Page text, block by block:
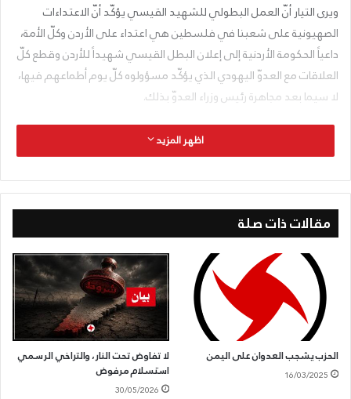
ويرى التيار أنّ العمل البطولي للشهيد القيسي يؤكّد أنّ الاعتداءات
الصهيونية على شعبنا في فلسطين هي اعتداء على الأردن وكلّ الأمة،
داعياً الحكومة الأردنية إلى إعلان البطل القيسي شهيداً للأردن وقطع كلّ
العلاقات مع العدوّ اليهودي الذي يؤكّد مسؤولوه كلّ يوم أطماعهم فيها،
لا سيما بعد مجاهرة رئيس وزراء العدوّ بذلك.
وإذ يتوجّه تيار القوميين الاجتماعيين من عائلة الشهيد بأحرّ مشاعر العزاء
والتهنئة، يؤكّد أنّ نهج الشهيدين عبد المطلب القيسي وماهر الجازي
سينتصر حتمًا على الاحتلال.
اظهر المزيد
مقالات ذات صلة
الحزب يشجب العدوان على اليمن
16/03/2025
لا تفاوض تحت النار، والتراخي الرسمي
استسلام مرفوض
30/05/2026